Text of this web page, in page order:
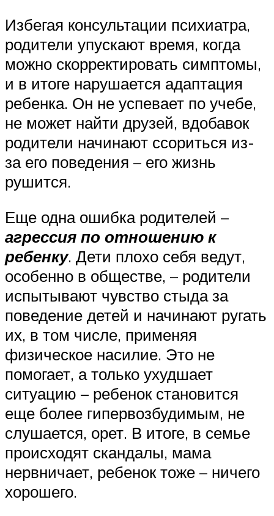
Избегая консультации психиатра,
родители упускают время, когда
можно скорректировать симптомы,
и в итоге нарушается адаптация
ребенка. Он не успевает по учебе,
не может найти друзей, вдобавок
родители начинают ссориться из-
за его поведения – его жизнь
рушится.
Еще одна ошибка родителей –
агрессия по отношению к
ребенку. Дети плохо себя ведут,
особенно в обществе, – родители
испытывают чувство стыда за
поведение детей и начинают ругать
их, в том числе, применяя
физическое насилие. Это не
помогает, а только ухудшает
ситуацию – ребенок становится
еще более гипервозбудимым, не
слушается, орет. В итоге, в семье
происходят скандалы, мама
нервничает, ребенок тоже – ничего
хорошего.